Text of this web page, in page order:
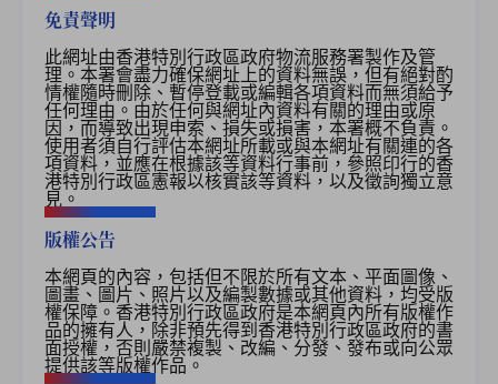
免責聲明
此網址由香港特別行政區政府物流服務署製作及管
理。本署會盡力確保網址上的資料無誤，但有絕對酌
情權隨時刪除、暫停登載或編輯各項資料而無須給予
任何理由。由於任何與網址內資料有關的理由或原
因，而導致出現申索、損失或損害，本署概不負責。
使用者須自行評估本網址所載或與本網址有關連的各
項資料，並應在根據該等資料行事前，參照印行的香
港特別行政區憲報以核實該等資料，以及徵詢獨立意
見。
版權公告
本網頁的內容，包括但不限於所有文本、平面圖像、
圖畫、圖片、照片以及編製數據或其他資料，均受版
權保障。香港特別行政區政府是本網頁內所有版權作
品的擁有人，除非預先得到香港特別行政區政府的書
面授權，否則嚴禁複製、改編、分發、發布或向公眾
提供該等版權作品。